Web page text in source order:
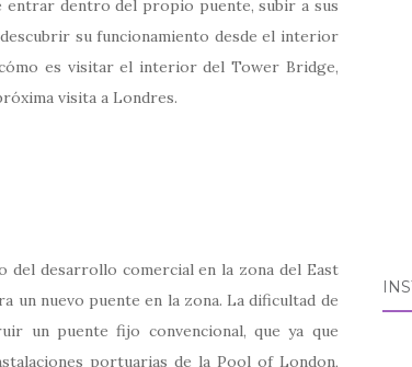
dentro del propio puente, subir a sus
su funcionamiento desde el interior
es visitar el interior del Tower Bridge,
visita a Londres.
del desarrollo comercial en la zona del East
un nuevo puente en la zona. La dificultad de
un puente fijo convencional, que ya que
portuarias de la Pool of London,